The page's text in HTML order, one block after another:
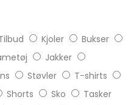
Kjoler
Bukser
Jakker
Støvler
T-shirts
Shorts Sko
Tasker